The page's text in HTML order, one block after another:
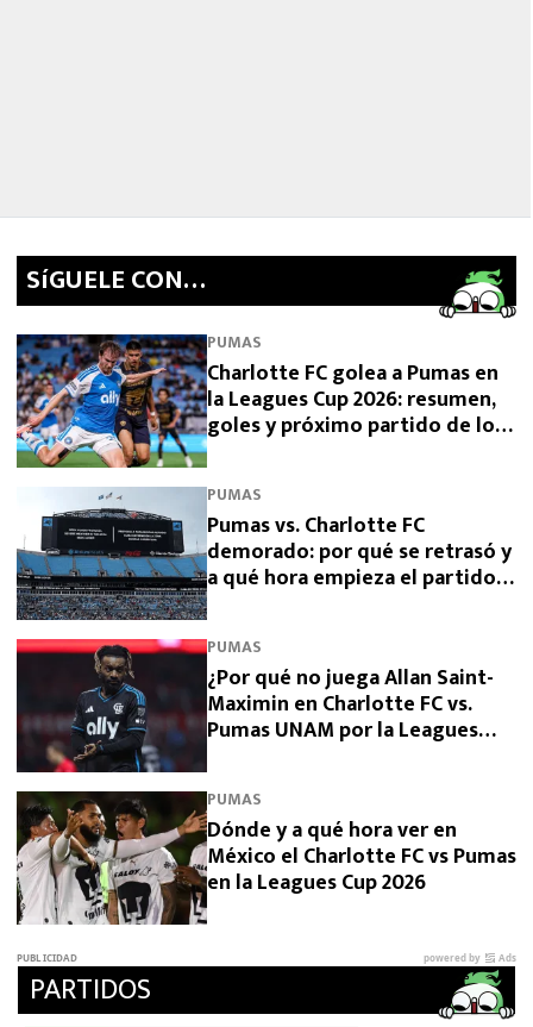
SíGUELE CON…
PUMAS
Charlotte FC golea a Pumas en
la Leagues Cup 2026: resumen,
goles y próximo partido de los
PUMAS
Pumas vs. Charlotte FC
demorado: por qué se retrasó y
a qué hora empieza el partido
PUMAS
¿Por qué no juega Allan Saint-
Maximin en Charlotte FC vs.
Pumas UNAM por la Leagues
PUMAS
Dónde y a qué hora ver en
México el Charlotte FC vs Pumas
en la Leagues Cup 2026